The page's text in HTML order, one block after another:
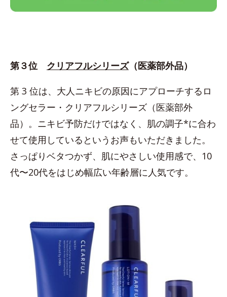
第３位 クリアフルシリーズ（医薬部外品）
第 3 位は、大人ニキビの原因にアプローチするロ
ングセラー・クリアフルシリーズ（医薬部外
品）。ニキビ予防だけではなく、肌の調子*に合わ
せて使用しているというお声もいただきました。
さっぱりベタつかず、肌にやさしい使用感で、10
代〜20代をはじめ幅広い年齢層に人気です。